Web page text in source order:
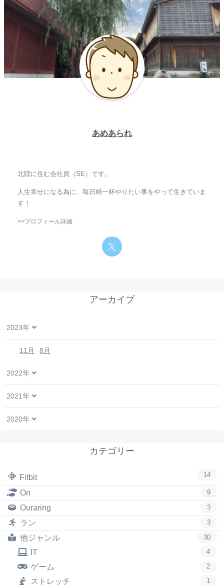
あめあられ
北陸に住む会社員（SE）です。
人生幸せになる為に、毎日精一杯やりたい事をやって生きていま
す！
>>プロフィール詳細
アーカイブ
2023年
11月 8月
2022年
2021年
2020年
カテゴリー
Fitbit 14
On 9
Ouraring 3
ラン 3
他ジャンル 30
IT 4
ゲーム 2
ストレッチ 1